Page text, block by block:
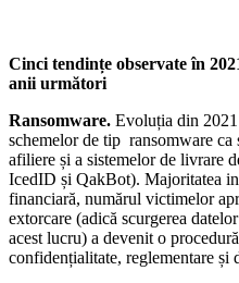
Cinci tendințe observate în
anii următori
Ransomware. Evoluția din 2021
schemelor de tip ransomware ca
afiliere și a sistemelor de livrare
IcedID și QakBot). Majoritatea
financiară, numărul victimelor
extorcare (adică scurgerea
acest lucru) a devenit o
confidențialitate, reglementare și